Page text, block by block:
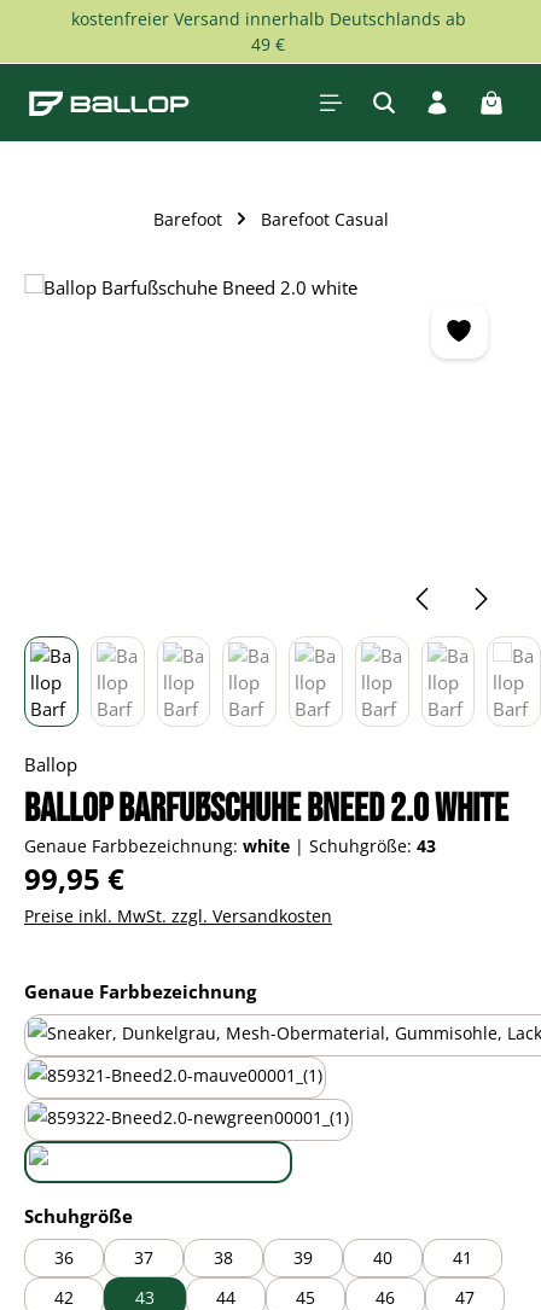
Zum Hauptinhalt springen
kostenfreier Versand innerhalb Deutschlands ab
49 €
Barefoot Barefoot Casual
Bildergalerie überspringen
Ballop
Ballop Barfußschuhe Bneed 2.0 white
Genaue Farbbezeichnung: white | Schuhgröße: 43
Regulärer Preis:
99,95 €
Preise inkl. MwSt. zzgl. Versandkosten
Genaue Farbbezeichnungauswählen
new green
white
Schuhgrößeauswählen
36 37 38 39 40
41
42
43 44 45 46
47